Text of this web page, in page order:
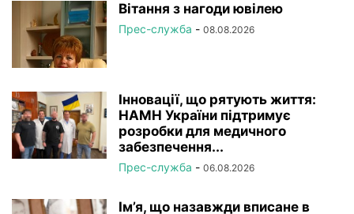
Вітання з нагоди ювілею
Прес-служба - 08.08.2026
Інновації, що рятують життя:
НАМН України підтримує
розробки для медичного
забезпечення...
Прес-служба - 06.08.2026
Ім’я, що назавжди вписане в